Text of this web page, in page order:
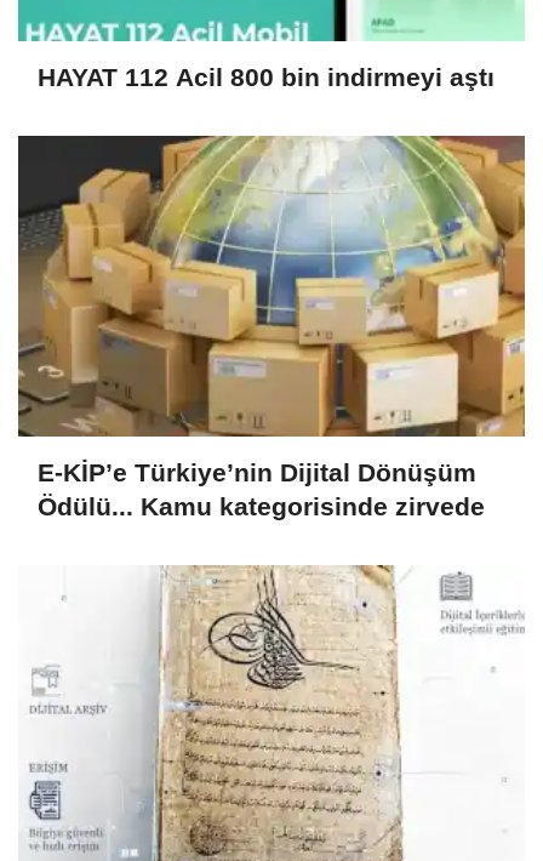
HAYAT 112 Acil 800 bin indirmeyi aştı
E-KİP’e Türkiye’nin Dijital Dönüşüm
Ödülü... Kamu kategorisinde zirvede